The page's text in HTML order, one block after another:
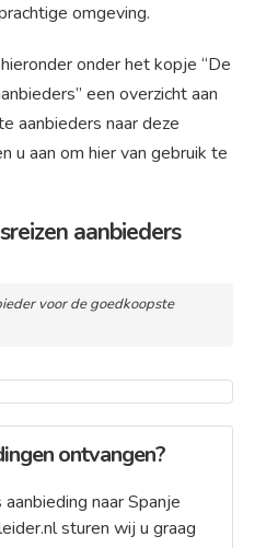
omgeving.
onder het kopje “De
een overzicht aan
aanbieders naar deze
u aan om hier van gebruik te
aanbieders
voor de goedkoopste
ontvangen?
naar Spanje
sturen wij u graag